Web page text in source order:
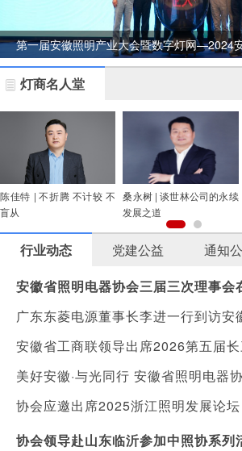
第一届安徽照明产业大会暨数字灯网—2024
灯商名人堂
陈佳特 | 不折腾 不计较 不
盲从
桑永树 | 谈世林公司的永续
发展之道
行业动态 党建公益
通知
安徽省照明电器协会三届三次理事会
广东东菱电源董事长李进一行到访安
协会应邀出席2025浙江照明发展论坛
协会领导赴山东临沂参加中照协系列